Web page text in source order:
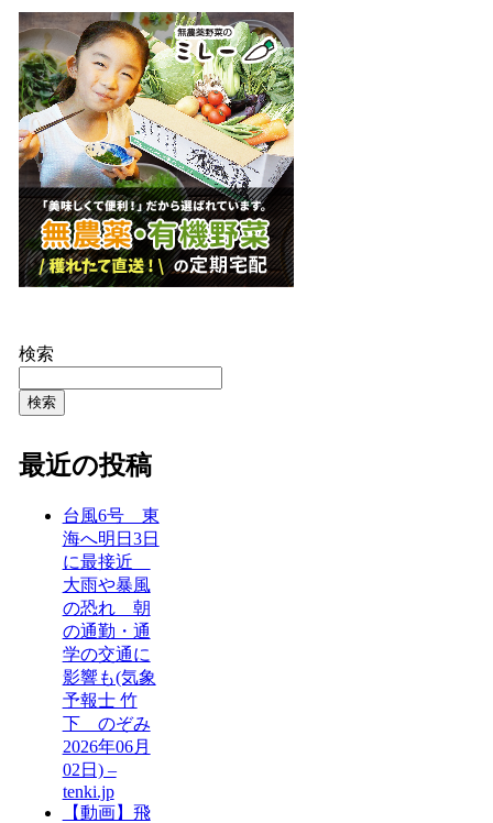
検索
検索
最近の投稿
台風6号 東
海へ明日3日
に最接近
大雨や暴風
の恐れ 朝
の通勤・通
学の交通に
影響も(気象
予報士 竹
下 のぞみ
2026年06月
02日) –
tenki.jp
【動画】飛